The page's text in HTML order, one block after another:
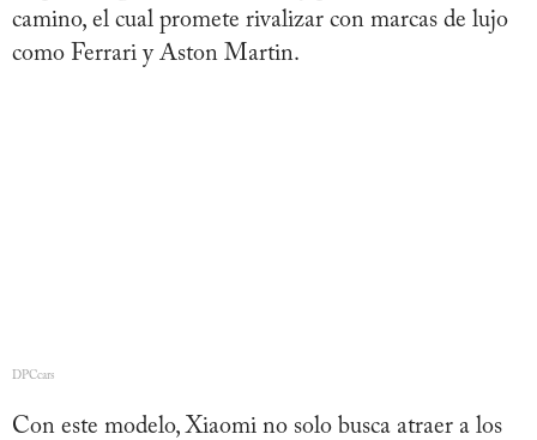
camino, el cual promete rivalizar con marcas de lujo
como Ferrari y Aston Martin.
DPCcars
Con este modelo, Xiaomi no solo busca atraer a los